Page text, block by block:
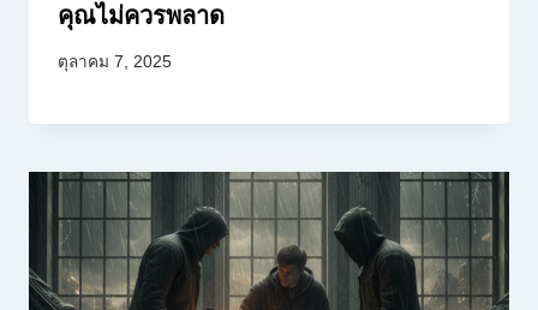
คุณไม่ควรพลาด
ตุลาคม 7, 2025